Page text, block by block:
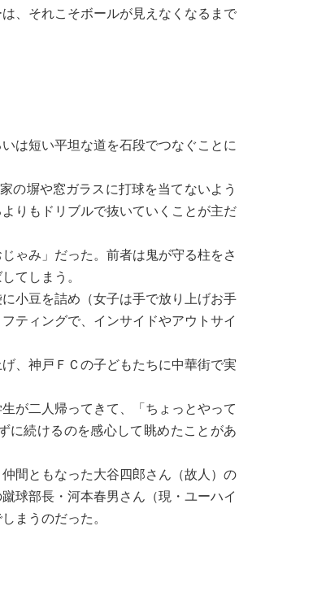
、それこそボールが見えなくなるまで
は短い平坦な道を石段でつなぐことに
の塀や窓ガラスに打球を当てないよう
りもドリブルで抜いていくことが主だ
ゃみ」だった。前者は鬼が守る柱をさ
てしまう。
小豆を詰め（女子は手で放り上げお手
ティングで、インサイドやアウトサイ
、神戸ＦＣの子どもたちに中華街で実
が二人帰ってきて、「ちょっとやって
に続けるのを感心して眺めたことがあ
間ともなった大谷四郎さん（故人）の
球部長・河本春男さん（現・ユーハイ
まうのだった。